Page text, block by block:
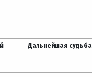
Дальнейшая судьба